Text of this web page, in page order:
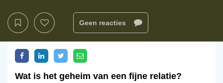
Geen reacties
Wat is het geheim van een fijne relatie?